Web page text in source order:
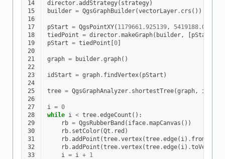
14 director.addStrategy( strategy)
15
builder = QgsGraphBuilder(vectorLayer. crs ())
16
17
pStart = QgsPointXY( 1179661.925139, 5419188.074362
18
tiedPoint = director.makeGraph( builder, [pStart
19
pStart = tiedPoint [0]
20
21
graph = builder.graph()
22
23
idStart = graph. findVertex( pStart )
24
25
tree = QgsGraphAnalyzer. shortestTree(graph,
26
27
i = 0
28
while i < tree.edgeCount ():
29
rb = QgsRubberBand ( iface.mapCanvas ())
30
rb. setColor(Qt . red )
31
rb.addPoint (tree.vertex(tree.edge( i) .
32
rb.addPoint (tree.vertex(tree.edge( i) .toVertex
33
i = i + 1